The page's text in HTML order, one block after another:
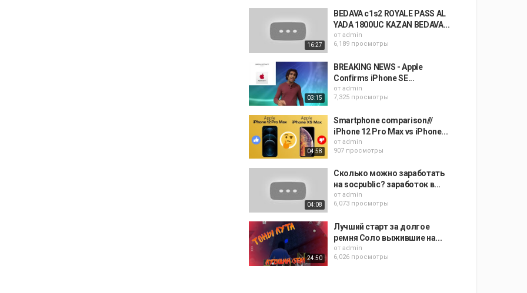
16:27
BEDAVA c1s2 ROYALE PASS AL
YADA 1800UC KAZAN BEDAVA...
от admin
6,189 просмотры
03:15
BREAKING NEWS - Apple
Confirms iPhone SE...
от admin
7,325 просмотры
04:58
Smartphone comparison///
iPhone 12 Pro Max vs iPhone...
от admin
907 просмотры
04:08
Сколько можно заработать
на socpublic? заработок в...
от admin
6,073 просмотры
24:50
Лучший старт за долгое
ремня Соло выжившие на...
от admin
6,026 просмотры